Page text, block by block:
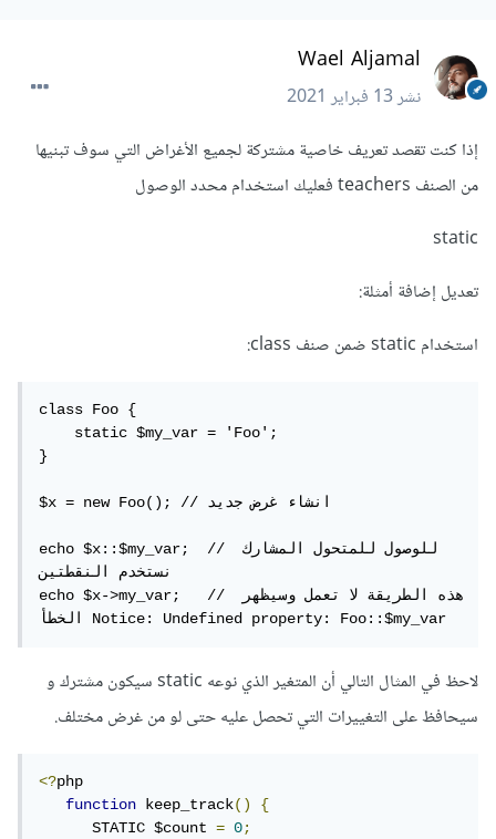
Wael Aljamal
نشر13 فبراير 2021
إذا كنت تقصد تعريف خاصية مشتركة لجميع الأغراض التي سوف تبنيها
من الصنف teachers فعليك استخدام محدد الوصول
static
تعديل إضافة أمثلة:
استخدام static ضمن صنف class:
class Foo {
    static $my_var = 'Foo';
}
$x = new Foo(); // انشاء غرض جديد
echo $x::$my_var;  // للوصول للمتحول المشارك
نستخدم النقطتين
echo $x->my_var;   // هذه الطريقة لا تعمل وسيظهر
الخطأ Notice: Undefined property: Foo::$my_var
لاحظ في المثال التالي أن المتغير الذي نوعه static سيكون مشترك و
سيحافظ على التغييرات التي تحصل عليه حتى لو من غرض مختلف.
<?php
function keep_track()
{
      STATIC $count
= 0;